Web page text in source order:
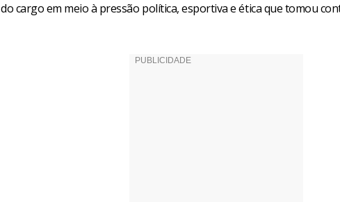
do cargo em meio à pressão política, esportiva e ética que tomou